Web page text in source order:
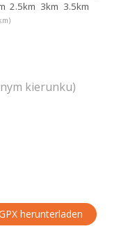
2.5km 3km 3.5km
kierunku)
herunterladen